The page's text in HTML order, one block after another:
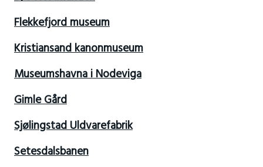
Flekkefjord museum
Kristiansand kanonmuseum
Museumshavna i Nodeviga
Gimle Gård
Sjølingstad Uldvarefabrik
Setesdalsbanen